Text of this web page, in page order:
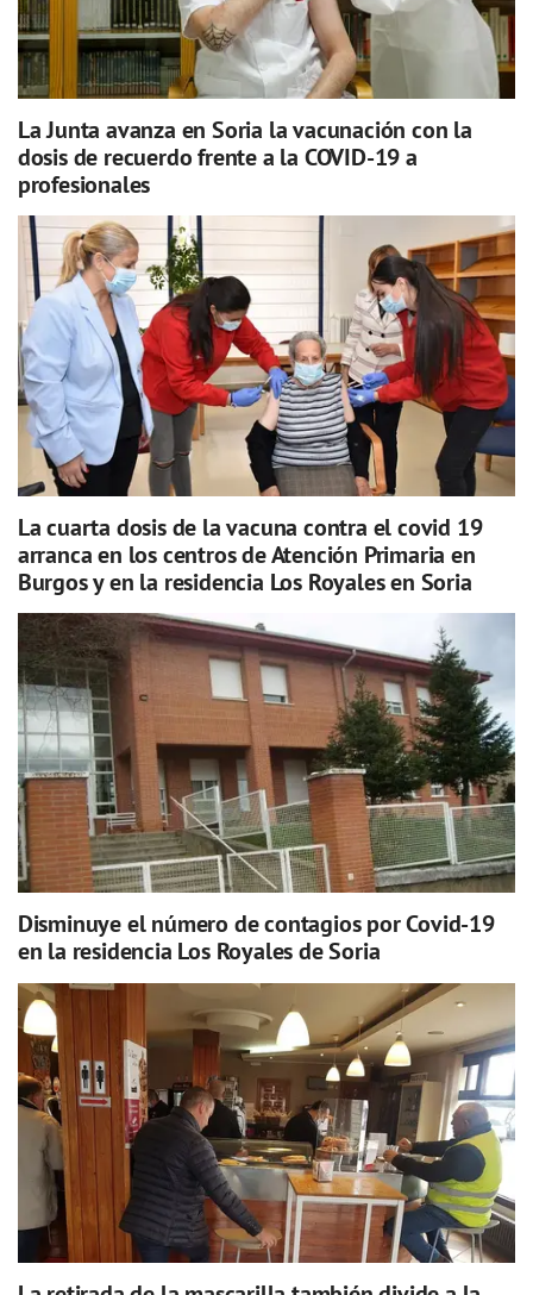
La Junta avanza en Soria la vacunación con la
dosis de recuerdo frente a la COVID-19 a
profesionales
La cuarta dosis de la vacuna contra el covid 19
arranca en los centros de Atención Primaria en
Burgos y en la residencia Los Royales en Soria
Disminuye el número de contagios por Covid-19
en la residencia Los Royales de Soria